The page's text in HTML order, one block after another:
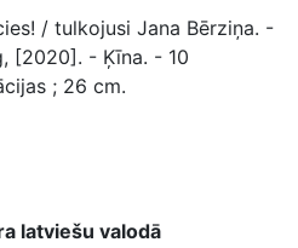
/ tulkojusi Jana Bērziņa. -
[2020]. - Ķīna. - 10
; 26 cm.
latviešu valodā